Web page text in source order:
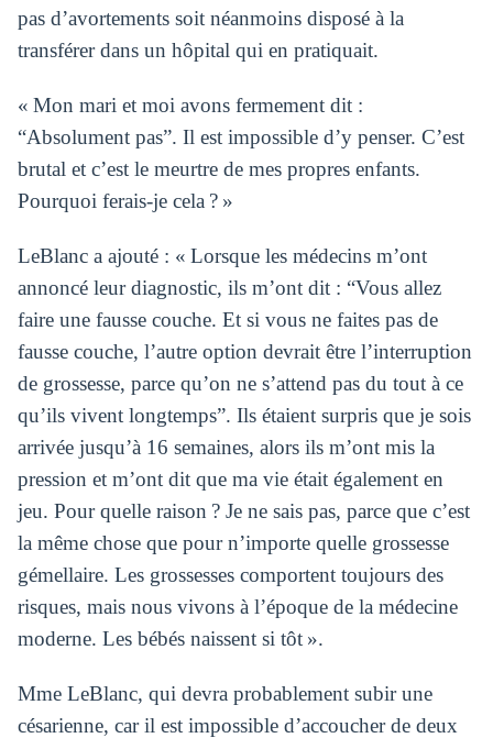
pas d’avortements soit néanmoins disposé à la
transférer dans un hôpital qui en pratiquait.
« Mon mari et moi avons fermement dit :
“Absolument pas”. Il est impossible d’y penser. C’est
brutal et c’est le meurtre de mes propres enfants.
Pourquoi ferais-je cela ? »
LeBlanc a ajouté : « Lorsque les médecins m’ont
annoncé leur diagnostic, ils m’ont dit : “Vous allez
faire une fausse couche. Et si vous ne faites pas de
fausse couche, l’autre option devrait être l’interruption
de grossesse, parce qu’on ne s’attend pas du tout à ce
qu’ils vivent longtemps”. Ils étaient surpris que je sois
arrivée jusqu’à 16 semaines, alors ils m’ont mis la
pression et m’ont dit que ma vie était également en
jeu. Pour quelle raison ? Je ne sais pas, parce que c’est
la même chose que pour n’importe quelle grossesse
gémellaire. Les grossesses comportent toujours des
risques, mais nous vivons à l’époque de la médecine
moderne. Les bébés naissent si tôt ».
Mme LeBlanc, qui devra probablement subir une
césarienne, car il est impossible d’accoucher de deux